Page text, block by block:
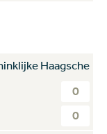
Haagsche
0
0